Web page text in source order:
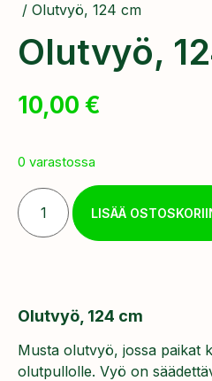
/ Olutvyö, 124 cm
Olutvyö,
10,00 €
0 varastossa
LISÄÄ
Olutvyö, 124 cm
Musta olutvyö, jossa paikat
olutpullolle. Vyö on